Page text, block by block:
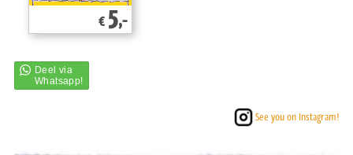
€ 5,-
See you on Instagram!